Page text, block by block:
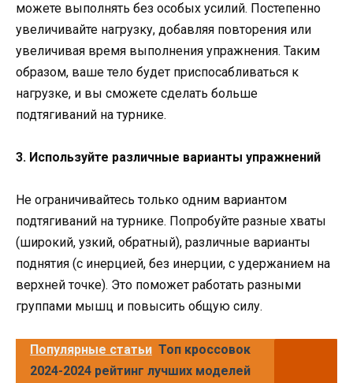
можете выполнять без особых усилий. Постепенно
увеличивайте нагрузку, добавляя повторения или
увеличивая время выполнения упражнения. Таким
образом, ваше тело будет приспосабливаться к
нагрузке, и вы сможете сделать больше
подтягиваний на турнике.
3. Используйте различные варианты упражнений
Не ограничивайтесь только одним вариантом
подтягиваний на турнике. Попробуйте разные хваты
(широкий, узкий, обратный), различные варианты
поднятия (с инерцией, без инерции, с удержанием на
верхней точке). Это поможет работать разными
группами мышц и повысить общую силу.
Популярные статьи Топ кроссовок
2024-2024 рейтинг лучших моделей